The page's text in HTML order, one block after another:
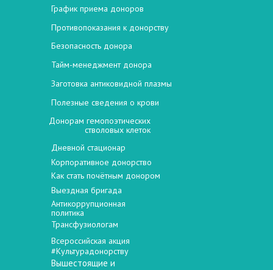
График приема доноров
Противопоказания к донорству
Безопасность донора
Полезные сведения о крови
Заготовка антиковидной плазмы
Донорам гемопоэтических
стволовых клеток
Дневной стационар
Выездная бригада
Трансфузиологам
Корпоративное донорство
Тайм-менеджмент донора
Антикоррупционная
политика
Всероссийская акция
#Культурадонорству
Как стать почётным донором
Вышестоящие и